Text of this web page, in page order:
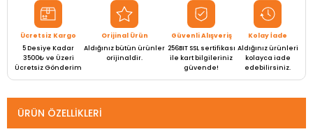
Ücretsiz Kargo
5 Desiye Kadar
3500₺ ve Üzeri
Ücretsiz Gönderim
Orijinal Ürün
Aldığınız bütün ürünler
orijinaldir.
Güvenli Alışveriş
256BIT SSL sertifikası
ile kart bilgileriniz
güvende!
Kolay İade
Aldığınız ürünleri
kolayca iade
edebilirsiniz.
ÜRÜN ÖZELLIKLERI